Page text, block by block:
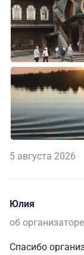
5 августа 2026
Юлия
об организаторе
Спасибо